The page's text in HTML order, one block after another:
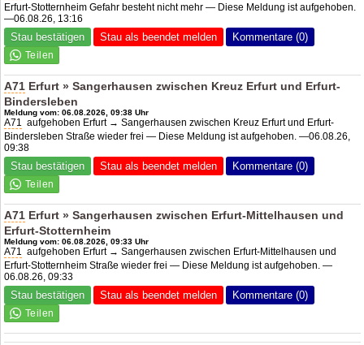
Erfurt-Stotternheim Gefahr besteht nicht mehr — Diese Meldung ist aufgehoben.
—06.08.26, 13:16
Stau bestätigen Stau als beendet melden Kommentare (0)
A71 Erfurt » Sangerhausen zwischen Kreuz Erfurt und Erfurt-
Bindersleben
Meldung vom: 06.08.2026, 09:38 Uhr
A71 aufgehoben Erfurt → Sangerhausen zwischen Kreuz Erfurt und Erfurt-
Bindersleben Straße wieder frei — Diese Meldung ist aufgehoben. —06.08.26,
09:38
Stau bestätigen Stau als beendet melden Kommentare (0)
A71 Erfurt » Sangerhausen zwischen Erfurt-Mittelhausen und
Erfurt-Stotternheim
Meldung vom: 06.08.2026, 09:33 Uhr
A71 aufgehoben Erfurt → Sangerhausen zwischen Erfurt-Mittelhausen und
Erfurt-Stotternheim Straße wieder frei — Diese Meldung ist aufgehoben. —
06.08.26, 09:33
Stau bestätigen Stau als beendet melden Kommentare (0)